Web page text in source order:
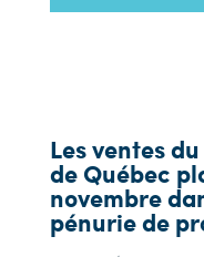
Les ventes
de Québec
novembre
pénurie de